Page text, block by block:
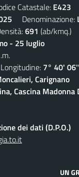
Catastale: E423
Denominazione:
691 (ab/kmq.)
- 25 luglio
7° 40' 06''
Carignano
Cascina
dei dati (D.P.O.)
UN